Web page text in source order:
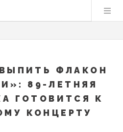
ФЛАКОН
89-ЛЕТНЯЯ
ГОТОВИТСЯ К
КОНЦЕРТУ